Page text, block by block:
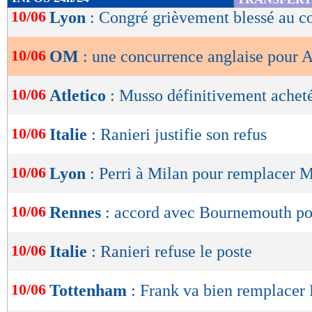
de
lecture
OK
10/06 Lyon : Congré grièvement blessé au
10/06 OM : une concurrence anglaise pour
10/06 Atletico : Musso définitivement
10/06 Italie : Ranieri justifie son refus
10/06 Lyon : Perri à Milan pour remplacer
10/06 Rennes : accord avec Bournemouth
10/06 Italie : Ranieri refuse le poste
10/06 Tottenham : Frank va bien remplacer